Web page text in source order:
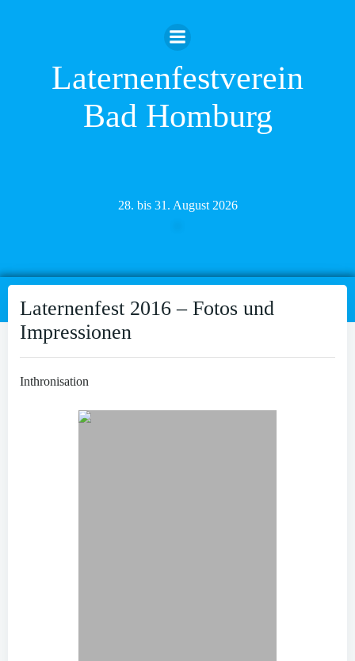
Inhalt
springen
Laternenfestverein
Bad Homburg
28. bis 31. August 2026
Laternenfest 2016 – Fotos und
Impressionen
Inthronisation